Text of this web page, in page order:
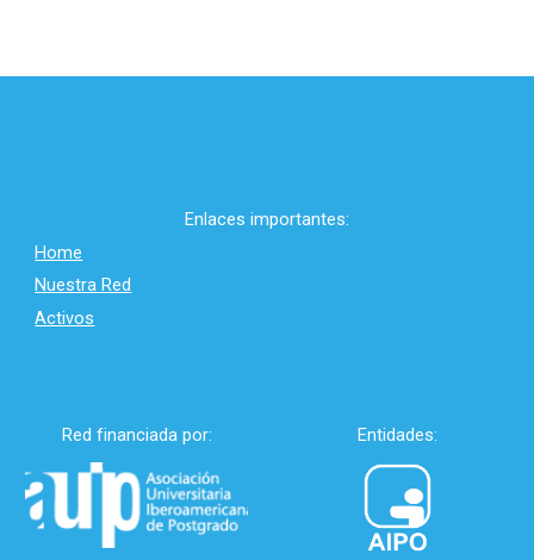
Enlaces importantes:
Home
Nuestra Red
Activos
Red financiada por: Entidades: